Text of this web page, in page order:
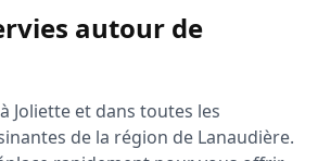
autour de
Joliette et dans toutes les
de la région de Lanaudière.